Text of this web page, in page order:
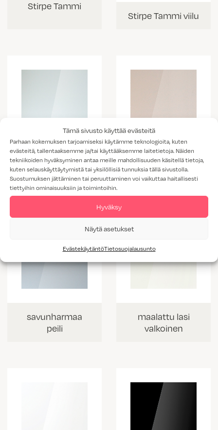
Tämä sivusto käyttää evästeitä
Parhaan kokemuksen tarjoamiseksi käytämme teknologioita, kuten
evästeitä, tallentaaksemme ja/tai käyttääksemme laitetietoja. Näiden
tekniikoiden hyväksyminen antaa meille mahdollisuuden käsitellä tietoja,
kuten selauskäyttäytymistä tai yksilöllisiä tunnuksia tällä sivustolla.
Suostumuksen jättäminen tai peruuttaminen voi vaikuttaa haitallisesti
tiettyihin ominaisuuksiin ja toimintoihin.
Hyväksy
Näytä asetukset
EvästekäytäntöTietosuojalausunto
Stirpe Tammi
Stirpe Tammi viilu
kirkas peili pronssi peili
savunharmaa
peili
maalattu lasi
valkoinen